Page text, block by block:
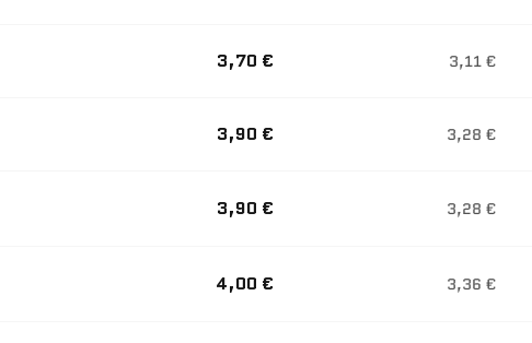
3,70 € 3,11 €
3,90 € 3,28 €
3,90 € 3,28 €
4,00 € 3,36 €